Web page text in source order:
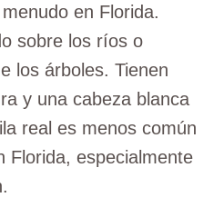
en Florida.
sobre los ríos o
los árboles. Tienen
y una cabeza blanca
real es menos común
Florida, especialmente